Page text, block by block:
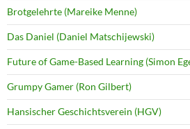
Brotgelehrte (Mareike Menne)
Das Daniel (Daniel Matschijewski)
Future of Game-Based Learning (Simon
Grumpy Gamer (Ron Gilbert)
Hansischer Geschichtsverein (HGV)